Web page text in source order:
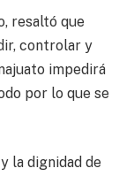
resaltó que
controlar y
impedirá
por lo que se
la dignidad de